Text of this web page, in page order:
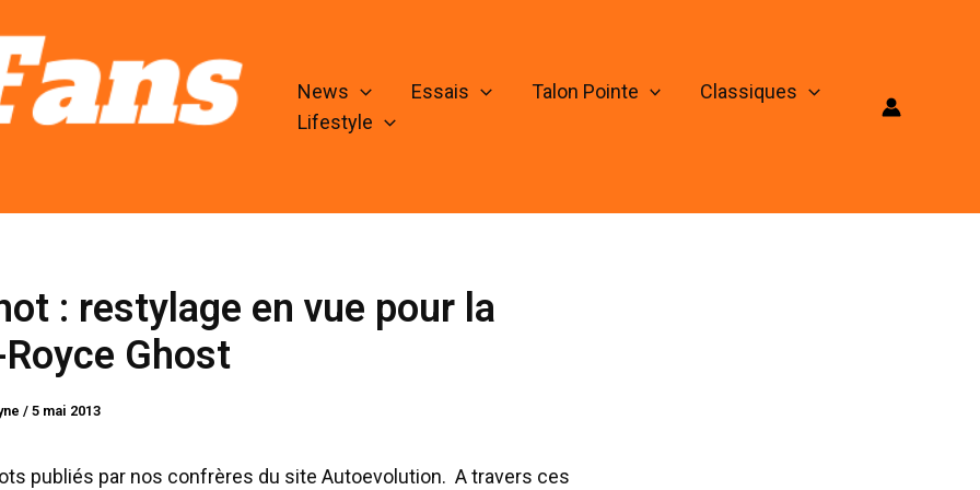
News Essais Talon Pointe
Classiques
Lifestyle
: restylage en vue pour la
Ghost
/ 5 mai 2013
publiés par nos confrères du site Autoevolution. A travers ces